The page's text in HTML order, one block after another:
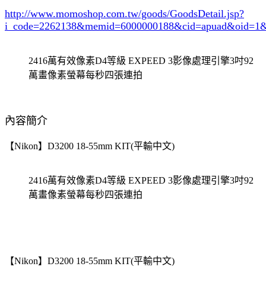
http://www.momoshop.com.tw/goods/GoodsDetail.jsp?
i_code=2262138
2416萬有效像素D4等級 EXPEED 3影像處理引擎3吋92
萬畫像素螢幕每秒四張連拍
內容簡介
【Nikon】D3200 18-55mm KIT(平輸中文)
2416萬有效像素D4等級 EXPEED 3影像處理引擎3吋92
萬畫像素螢幕每秒四張連拍
【Nikon】D3200 18-55mm KIT(平輸中文)